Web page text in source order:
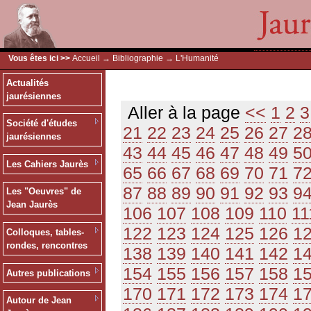
Vous êtes ici >> Accueil → Bibliographie → L'Humanité
Actualités
jaurésiennes
Société d'études
jaurésiennes
Les Cahiers Jaurès
Les "Oeuvres" de
Jean Jaurès
Colloques, tables-
rondes, rencontres
Autres publications
Autour de Jean
Aller à la page << 1 2 3
21 22 23 24 25 26 27
43 44 45 46 47 48 49
65 66 67 68 69 70 71
87 88 89 90 91 92 93
106 107 108 109 110
122 123 124 125 126
138 139 140 141 142
154 155 156 157 158
170 171 172 173 174